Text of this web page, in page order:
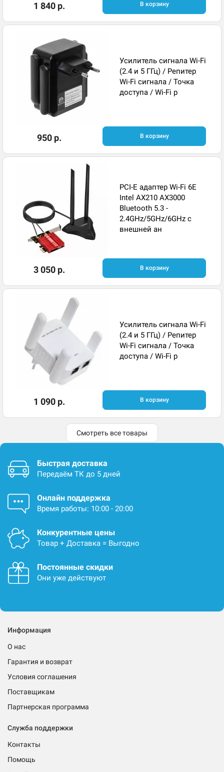
1 840 р. В корзину
Усилитель сигнала Wi-Fi
(2.4 и 5 ГГц) / Репитер
Wi-Fi сигнала / Точка
доступа / Wi-Fi р
950 р. В корзину
PCI-E адаптер Wi-Fi 6E
Intel AX210 AX3000
Bluetooth 5.3 -
2.4GHz/5GHz/6GHz с
внешней ан
3 050 р. В корзину
Усилитель сигнала Wi-Fi
(2.4 и 5 ГГц) / Репитер
Wi-Fi сигнала / Точка
доступа / Wi-Fi р
1 090 р. В корзину
Смотреть все товары
Быстрая доставка
Передаём ТК до 5 дней
Онлайн поддержка
Время работы: 10:00 - 20:00
Конкурентные цены
Товар + Доставка = Выгодно
Постоянные скидки
Они уже действуют
Информация
О нас
Гарантия и возврат
Условия соглашения
Поставщикам
Партнерская программа
Служба поддержки
Контакты
Помощь